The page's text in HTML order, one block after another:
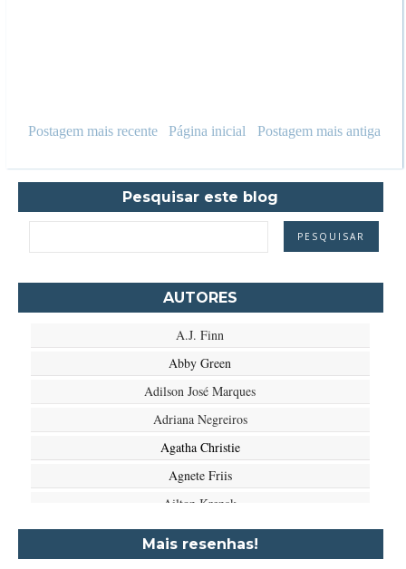
Postagem mais recente Postagem mais antiga
Página inicial
Pesquisar este blog
AUTORES
A.J. Finn
Abby Green
Adilson José Marques
Adriana Negreiros
Agatha Christie
Agnete Friis
Ailton Krenak
Aimée de Jongh
Aione Simões
Mais resenhas!